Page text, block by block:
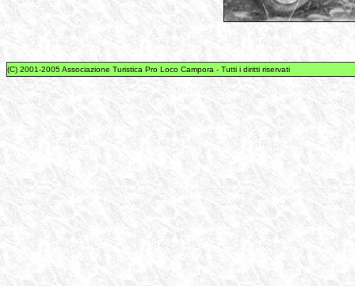
(C) 2001-2005 Associazione Turistica Pro Loco Campora - Tutti i diritti riservati